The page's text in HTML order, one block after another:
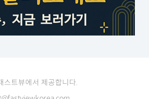
스트뷰에서 제공합니다.